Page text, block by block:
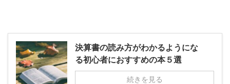
決算書の読み方がわかるようにな
る初心者におすすめの本５選
続きを見る